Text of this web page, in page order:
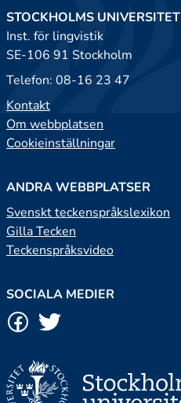
STOCKHOLMS UNIVERSITET
Inst. för lingvistik
SE-106 91 Stockholm
Telefon: 08-16 23 47
Kontakt
Om webbplatsen
Cookieinställningar
ANDRA WEBBPLATSER
Svenskt teckenspråkslexikon
Gilla Tecken
Teckenspråksvideo
SOCIALA MEDIER